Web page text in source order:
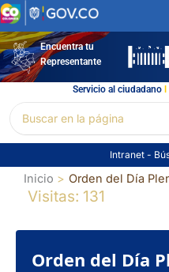
Ir
al
contenidoEncuentra tu
Representante
Servicio al ciudadano l
por:
Intranet -
Inicio Orden del Día
Visitas: 131
Orden del Día